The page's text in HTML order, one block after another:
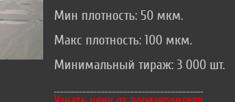
Мин плотность: 50 мкм.
Макс плотность: 100 мкм.
Минимальный тираж: 3 000 шт.